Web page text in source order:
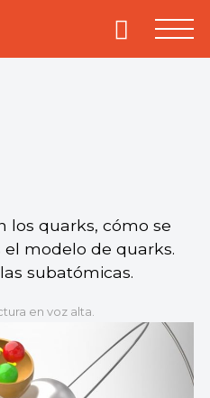
Primary
los quarks, cómo se
modelo de quarks.
subatómicas.
en voz alta.